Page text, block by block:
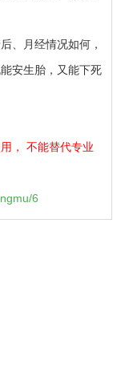
、月经情况如何，
安生胎，又能下死
， 不能替代专业
6